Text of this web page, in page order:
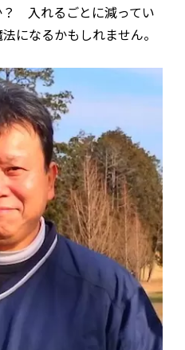
入れるごとに減ってい
になるかもしれません。